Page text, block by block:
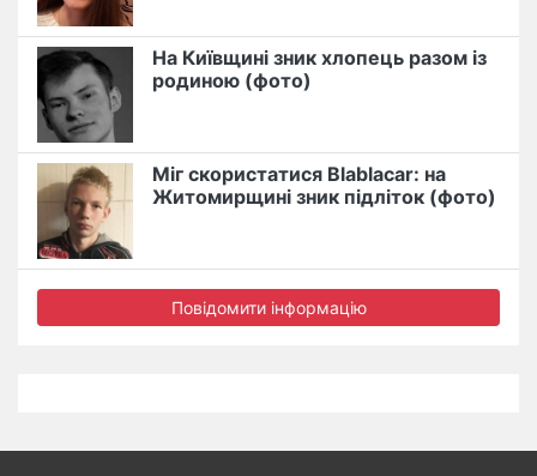
На Київщині зник хлопець разом із
родиною (фото)
Міг скористатися Blablacar: на
Житомирщині зник підліток (фото)
Повідомити інформацію